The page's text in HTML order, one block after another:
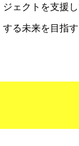
ジェクトを支援
する未来を目指す